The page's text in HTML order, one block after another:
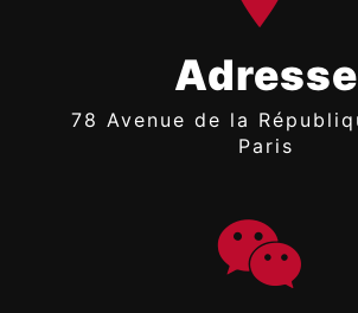
Adresse
78 Avenue de la République, 75011
Paris